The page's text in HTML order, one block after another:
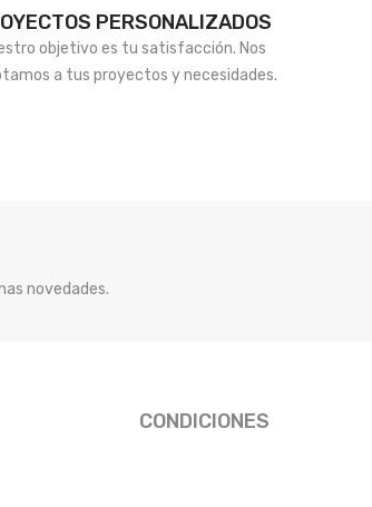
PERSONALIZADOS
objetivo es tu satisfacción. Nos
a tus proyectos y necesidades.
novedades.
CONDICIONES